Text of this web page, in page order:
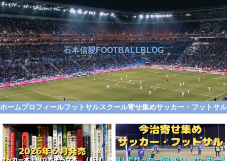
石本信親FOOTBALLBLOG
ホームプロフィールフットサルスクール寄せ集めサッカー・フット